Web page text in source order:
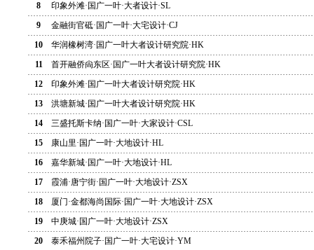
8
印象外滩·国广一叶·大者设计·SL
9
金融街官砥·国广一叶·大宅设计·CJ
10
华润橡树湾·国广一叶大者设计研究院·HK
11
首开融侨尙东区·国广一叶大者设计研究院·HK
12
印象外滩·国广一叶大者设计研究院·HK
13
洪塘新城·国广一叶大者设计研究院·HK
14
三盛托斯卡纳·国广一叶·大家设计·CSL
15
康山里·国广一叶·大地设计·HL
16
嘉华新城·国广一叶·大地设计·HL
17
霞浦·唐宁街·国广一叶·大地设计·ZSX
18
厦门·金都海尚国际·国广一叶·大地设计·ZSX
19
中庚城·国广一叶·大地设计·ZSX
20
泰禾福州院子·国广一叶·大宅设计·YM